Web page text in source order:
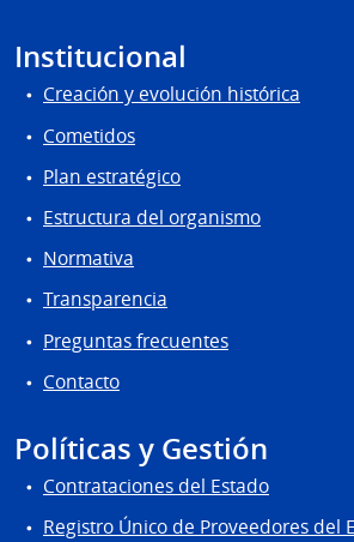
Institucional
Creación y evolución histórica
Cometidos
Plan estratégico
Estructura del organismo
Normativa
Transparencia
Preguntas frecuentes
Contacto
Políticas y Gestión
Contrataciones del Estado
Registro Único de Proveedores del